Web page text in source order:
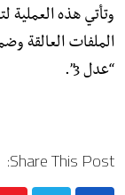
وتأتي هذه العملية
الملفات العالقة
“عدل 3”.
Share This Post: